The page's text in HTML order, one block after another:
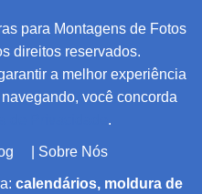
para Montagens de Fotos
direitos reservados.
a melhor experiência
você concorda
.
Sobre Nós
calendários, moldura de